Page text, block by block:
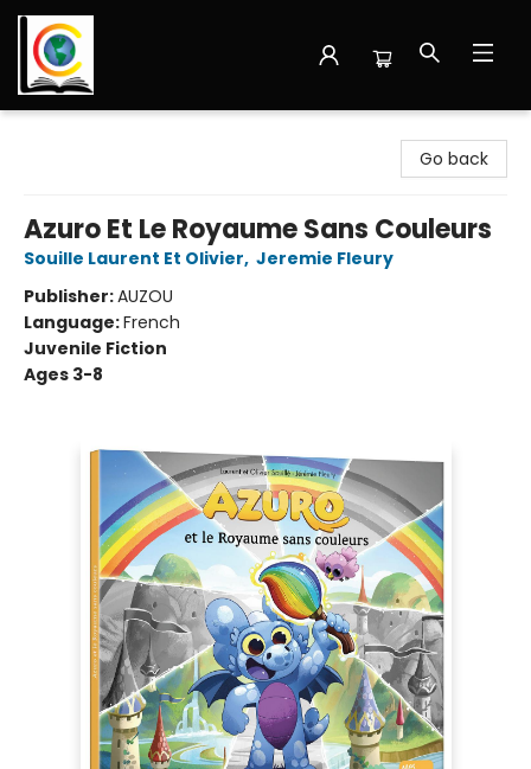
Go back
Azuro Et Le Royaume Sans Couleurs
Souille Laurent Et Olivier, Jeremie Fleury
Publisher:AUZOU
Language:French
Juvenile Fiction
Ages 3-8